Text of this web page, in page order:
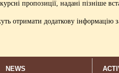
пропозиції, надані пізніше
отримати додаткову
NEWS